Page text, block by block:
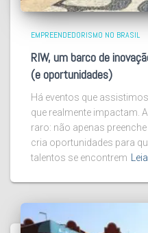
EMPREENDEDORISMO NO BRASIL
RIW, um barco de
(e oportunidades)
Há eventos que
que realmente impactam.
raro: não apenas
cria oportunidades para
talentos se encontrem